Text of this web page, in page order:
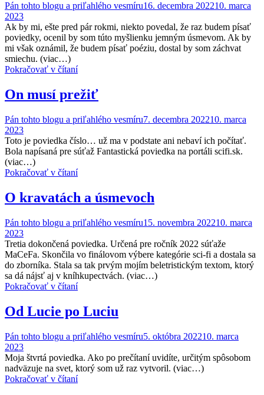
Pán tohto blogu a priľahlého vesmíru16. decembra 202210. marca
2023
Ak by mi, ešte pred pár rokmi, niekto povedal, že raz budem písať
poviedky, ocenil by som túto myšlienku jemným úsmevom. Ak by
mi však oznámil, že budem písať poéziu, dostal by som záchvat
smiechu. (viac…)
Pokračovať v čítaní
On musí prežiť
Pán tohto blogu a priľahlého vesmíru7. decembra 202210. marca
2023
Toto je poviedka číslo… už ma v podstate ani nebaví ich počítať.
Bola napísaná pre súťaž Fantastická poviedka na portáli scifi.sk.
(viac…)
Pokračovať v čítaní
O kravatách a úsmevoch
Pán tohto blogu a priľahlého vesmíru15. novembra 202210. marca
2023
Tretia dokončená poviedka. Určená pre ročník 2022 súťaže
MaCeFa. Skončila vo finálovom výbere kategórie sci-fi a dostala sa
do zborníka. Stala sa tak prvým mojím beletristickým textom, ktorý
sa dá nájsť aj v kníhkupectvách. (viac…)
Pokračovať v čítaní
Od Lucie po Luciu
Pán tohto blogu a priľahlého vesmíru5. októbra 202210. marca
2023
Moja štvrtá poviedka. Ako po prečítaní uvidíte, určitým spôsobom
nadväzuje na svet, ktorý som už raz vytvoril. (viac…)
Pokračovať v čítaní